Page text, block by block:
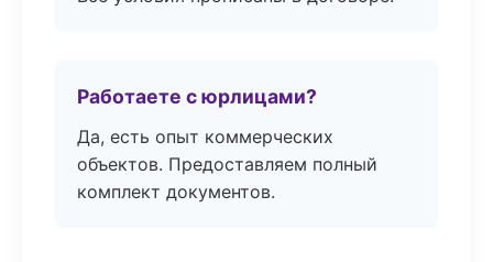
Работаете с юрлицами?
Да, есть опыт коммерческих
объектов. Предоставляем полный
комплект документов.